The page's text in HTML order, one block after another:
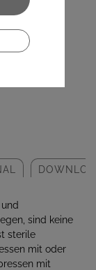
sind keine
sterile
mit oder
mit